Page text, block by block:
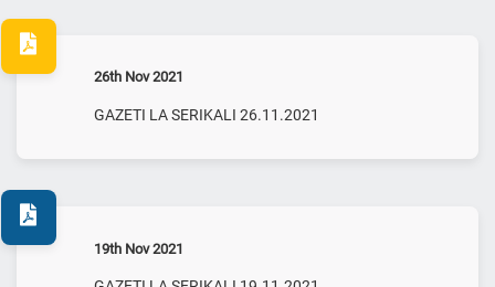
26th Nov 2021
GAZETI LA SERIKALI 26.11.2021
19th Nov 2021